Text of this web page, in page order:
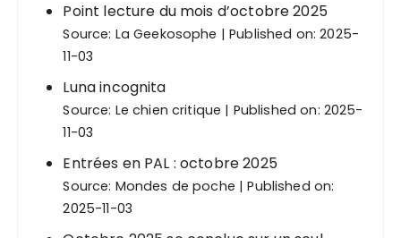
Point lecture du mois d’octobre 2025
Source: La Geekosophe
Published on: 2025-
11-03
Luna incognita
Source: Le chien critique
Published on: 2025-
11-03
Entrées en PAL : octobre 2025
Source: Mondes de poche
Published on:
2025-11-03